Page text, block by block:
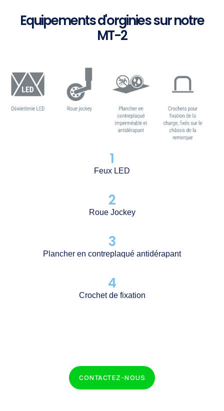
Equipements d'orginies sur notre
MT-2
1
Feux LED
2
Roue Jockey
3
Plancher en contreplaqué antidérapant
4
Crochet de fixation
CONTACTEZ-NOUS